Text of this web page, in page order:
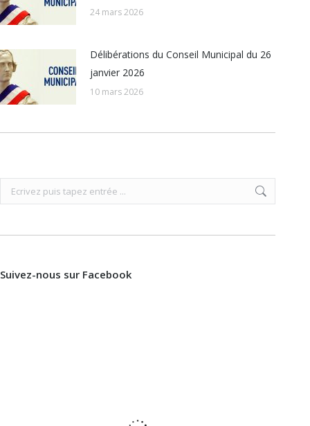
24 mars 2026
Délibérations du Conseil Municipal du 26
janvier 2026
10 mars 2026
Recherche
:
Suivez-nous sur Facebook